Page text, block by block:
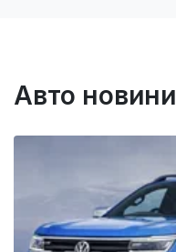
Авто новини